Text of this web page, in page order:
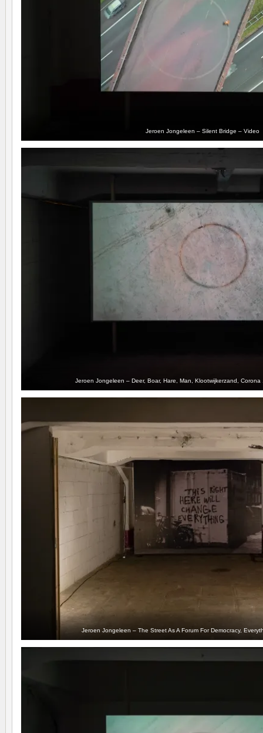
Jeroen Jongeleen – Silent Bridge – Video
Jeroen Jongeleen – Deer, Boar, Hare, Man, Klootwijkerzand,
Jeroen Jongeleen – The Street As A Forum For Democracy,